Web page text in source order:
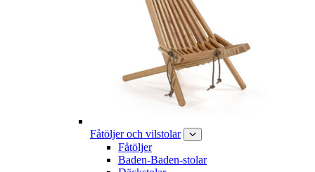
Fåtöljer och vilstolar
Fåtöljer
Baden-Baden-stolar